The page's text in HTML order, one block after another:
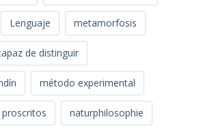
Lenguaje metamorfosis
de distinguir
método experimental
naturphilosophie